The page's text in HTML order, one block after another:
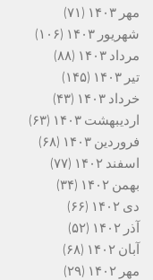
مهر ۱۴۰۳
(۷۱)
شهریور ۱۴۰۳
(۱۰۶)
مرداد ۱۴۰۳
(۸۸)
تیر ۱۴۰۳
(۱۴۵)
خرداد ۱۴۰۳
(۴۳)
اردیبهشت ۱۴۰۳
(۶۳)
فروردین ۱۴۰۳
(۶۸)
اسفند ۱۴۰۲
(۷۷)
بهمن ۱۴۰۲
(۳۴)
دی ۱۴۰۲
(۶۶)
آذر ۱۴۰۲
(۵۲)
آبان ۱۴۰۲
(۶۸)
مهر ۱۴۰۲
(۲۹)